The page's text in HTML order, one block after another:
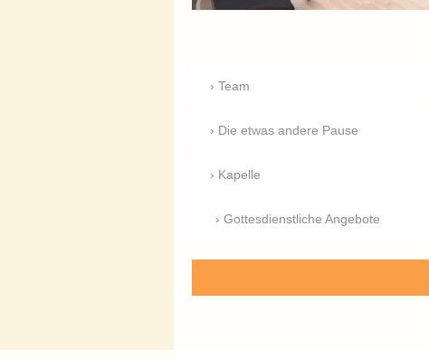
Team
Die etwas andere Pause
Kapelle
Gottesdienstliche Angebote